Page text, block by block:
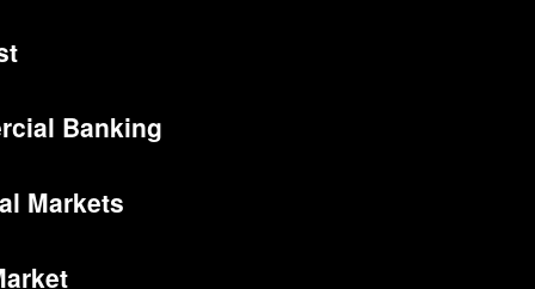
Banking
Markets